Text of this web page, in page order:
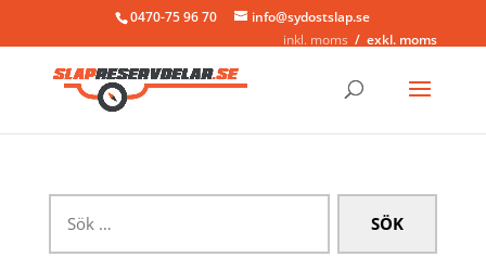
0470-75 96 70
info@sydostslap.se
inkl. moms
exkl. moms
efter: